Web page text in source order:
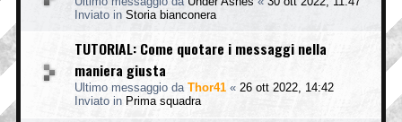
Inviato in Storia bianconera
TUTORIAL: Come quotare i messaggi nella
maniera giusta
Ultimo messaggio da Thor41 « 26 ott 2022, 14:42
Inviato in Prima squadra